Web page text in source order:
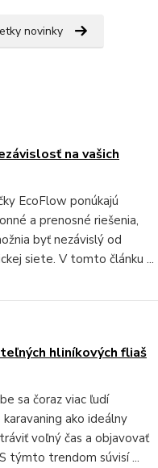
novinky
na vašich
EcoFlow ponúkajú
a prenosné riešenia,
byť nezávislý od
siete. V tomto článku ...
hliníkových fliaš
sa čoraz viac ľudí
ako ideálny
voľný čas a objavovať
týmto trendom súvisí ...